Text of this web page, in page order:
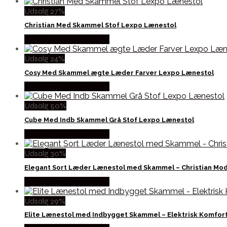
Udsalg 27%
Christian Med Skammel Stof Lexpo Lænestol
Udsalg 24%
Cosy Med Skammel ægte Læder Farver Lexpo Lænestol
Udsalg 50%
Cube Med Indb Skammel Grå Stof Lexpo Lænestol
Udsalg 30%
Elegant Sort Læder Lænestol med Skammel – Christian
Udsalg 29%
Elite Lænestol med Indbygget Skammel – Elektrisk